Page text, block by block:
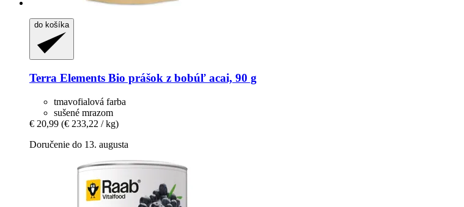
do košíka
Terra Elements Bio prášok z bobúľ acai, 90 g
tmavofialová farba
sušené mrazom
€ 20,99 (€ 233,22 / kg)
Doručenie do 13. augusta